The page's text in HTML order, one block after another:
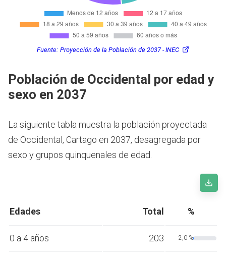
Fuente: Proyección de la Población de 2037 - INEC
Población de Occidental por edad y
sexo en 2037
La siguiente tabla muestra la población proyectada
de Occidental, Cartago en 2037, desagregada por
sexo y grupos quinquenales de edad.
Edades Total %
0 a 4 años 203 2,0 %